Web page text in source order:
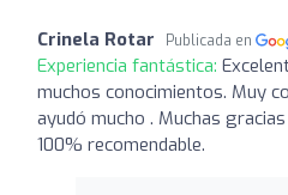
Crinela Rotar Publicada en
Experiencia fantástica:
muchos conocimientos. Muy
ayudó mucho . Muchas
100% recomendable.